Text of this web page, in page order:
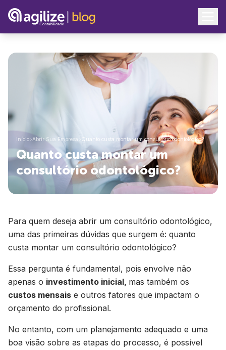
Início>Abrir Sua Empresa Quanto custa montar um consultório odontológico?
Quanto custa montar um
consultório odontológico?
Para quem deseja abrir um consultório odontológico,
uma das primeiras dúvidas que surgem é: quanto
custa montar um consultório odontológico?
Essa pergunta é fundamental, pois envolve não
apenas o investimento inicial, mas também os
custos mensais e outros fatores que impactam o
orçamento do profissional.
No entanto, com um planejamento adequado e uma
boa visão sobre as etapas do processo, é possível